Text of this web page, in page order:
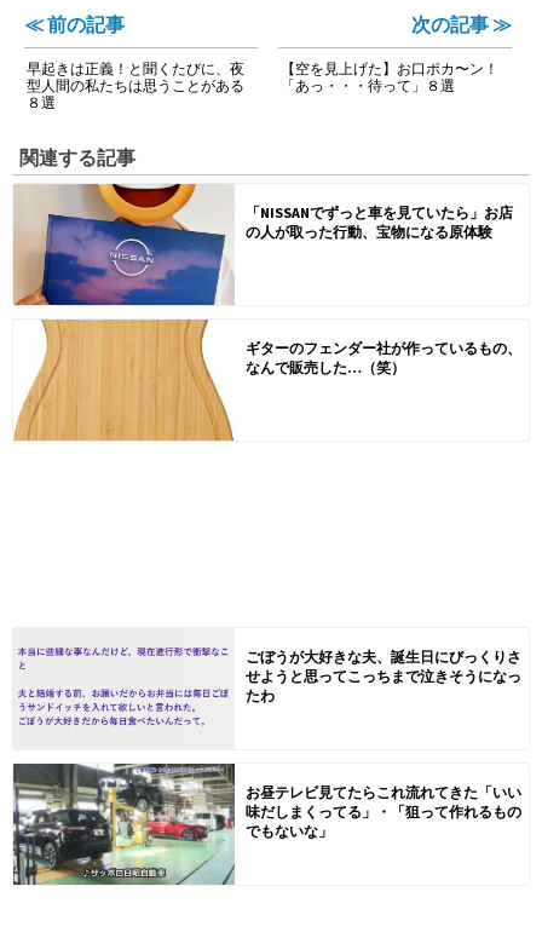
≪ 前の記事
早起きは正義！と聞くたびに、夜
型人間の私たちは思うことがある
８選
次の記事 ≫
【空を見上げた】お口ポカ〜ン！
「あっ・・・待って」８選
関連する記事
「NISSANでずっと車を見ていたら」お店
の人が取った行動、宝物になる原体験
ギターのフェンダー社が作っているもの、
なんで販売した…（笑）
ごぼうが大好きな夫、誕生日にびっくりさ
せようと思ってこっちまで泣きそうになっ
たわ
お昼テレビ見てたらこれ流れてきた「いい
味だしまくってる」・「狙って作れるもの
でもないな」